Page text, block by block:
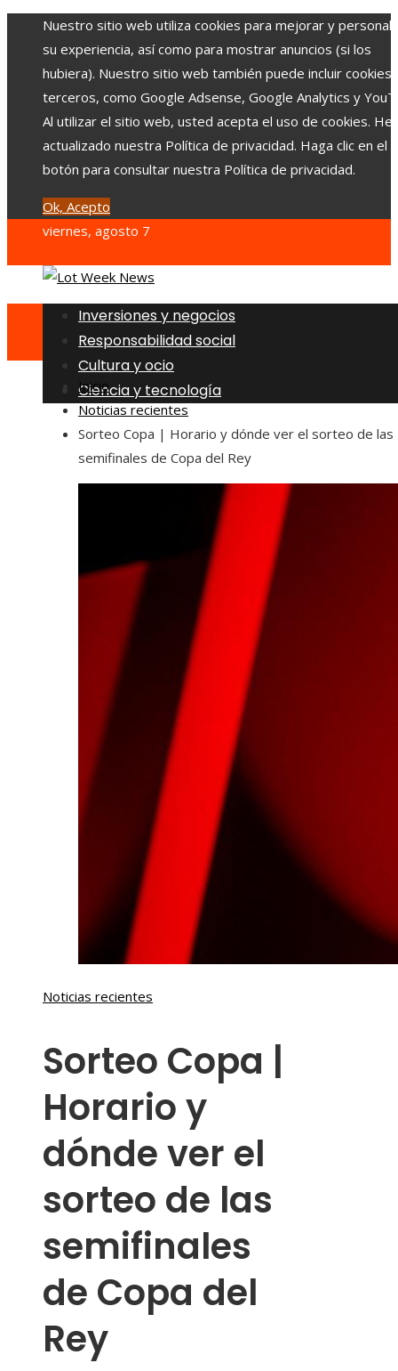
Nuestro sitio web utiliza cookies para mejorar y
su experiencia, así como para mostrar anuncios (si los
hubiera). Nuestro sitio web también puede incluir cookies
terceros, como Google Adsense, Google Analytics y
Al utilizar el sitio web, usted acepta el uso de cookies.
actualizado nuestra Política de privacidad. Haga clic en el
botón para consultar nuestra Política de privacidad.
Ok, Acepto
viernes, agosto 7
Inversiones y negocios
Responsabilidad social
Cultura y ocio
Ciencia y tecnología
Inicio
Noticias recientes
Sorteo Copa | Horario y dónde ver el sorteo de las
semifinales de Copa del Rey
Noticias recientes
Sorteo Copa |
Horario y
dónde ver el
sorteo de las
semifinales
de Copa del
Rey